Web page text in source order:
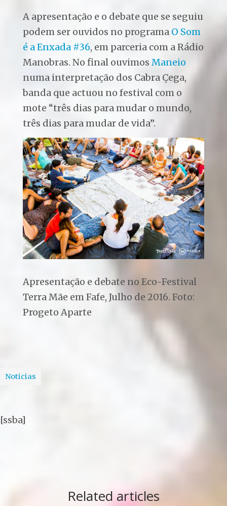
A apresentação e o debate que se seguiu
podem ser ouvidos no programa O Som
é a Enxada #36, em parceria com a Rádio
Manobras. No final ouvimos Maneio
numa interpretação dos Cabra Çega,
banda que actuou no festival com o
mote “três dias para mudar o mundo,
três dias para mudar de vida”.
Apresentação e debate no Eco-Festival
Terra Mãe em Fafe, Julho de 2016. Foto:
Progeto Aparte
Noticias
[ssba]
Related articles